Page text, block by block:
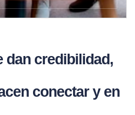
dan credibilidad,
conectar y en